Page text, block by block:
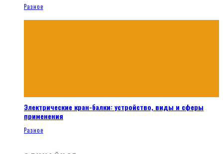
Разное
Электрические кран-балки: устройство, виды и сферы
применения
Разное